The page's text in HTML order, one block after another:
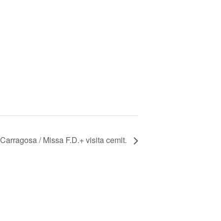
Carragosa / Missa F.D.+ visita cemit.